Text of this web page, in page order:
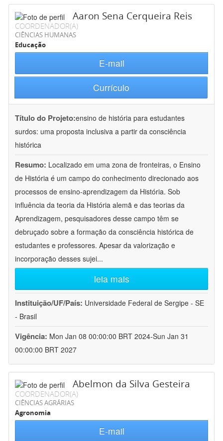
Aaron Sena Cerqueira Reis
COORDENADOR(A)
CIÊNCIAS HUMANAS
Educação
E-mail
Currículo
Título do Projeto:ensino de história para estudantes
surdos: uma proposta inclusiva a partir da consciência
histórica
Resumo: Localizado em uma zona de fronteiras, o Ensino
de História é um campo do conhecimento direcionado aos
processos de ensino-aprendizagem da História. Sob
influência da teoria da História alemã e das teorias da
Aprendizagem, pesquisadores desse campo têm se
debruçado sobre a formação da consciência histórica de
estudantes e professores. Apesar da valorização e
incorporação desses sujei...
leia mais
Instituição/UF/País: Universidade Federal de Sergipe - SE
- Brasil
Vigência: Mon Jan 08 00:00:00 BRT 2024-Sun Jan 31
00:00:00 BRT 2027
Abelmon da Silva Gesteira
COORDENADOR(A)
CIÊNCIAS AGRÁRIAS
Agronomia
E-mail